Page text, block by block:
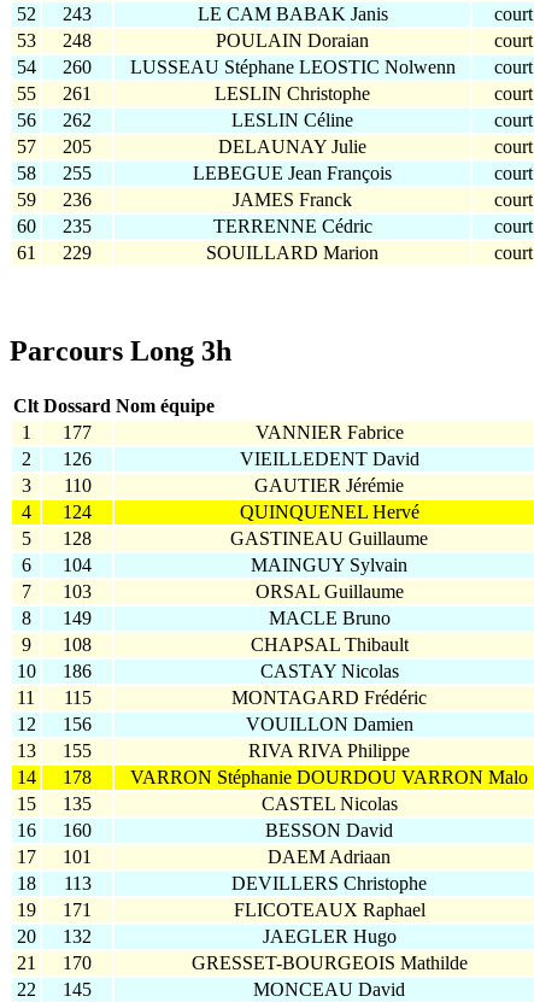
52
243 LE CAM BABAK Janis court
53
248 POULAIN Doraian court
54
260 LUSSEAU Stéphane LEOSTIC Nolwenn court
55
261 LESLIN Christophe court
56
262 LESLIN Céline court
57
205 DELAUNAY Julie court
58
255 LEBEGUE Jean François court
59
236 JAMES Franck court
60
235 TERRENNE Cédric court
61
229 SOUILLARD Marion court
Parcours Long 3h
Clt Dossard Nom équipe
1
177 VANNIER Fabrice
2
126 VIEILLEDENT David
3
110 GAUTIER Jérémie
4
124 QUINQUENEL Hervé
5
128 GASTINEAU Guillaume
6
104 MAINGUY Sylvain
7
103 ORSAL Guillaume
8
149 MACLE Bruno
9
108 CHAPSAL Thibault
10
186 CASTAY Nicolas
11
115 MONTAGARD Frédéric
12
156 VOUILLON Damien
13
155 RIVA RIVA Philippe
14
178 VARRON Stéphanie DOURDOU VARRON Malo
15
135 CASTEL Nicolas
16
160 BESSON David
17
101 DAEM Adriaan
18
113 DEVILLERS Christophe
19
171 FLICOTEAUX Raphael
20
132 JAEGLER Hugo
21
170 GRESSET-BOURGEOIS Mathilde
22
145 MONCEAU David